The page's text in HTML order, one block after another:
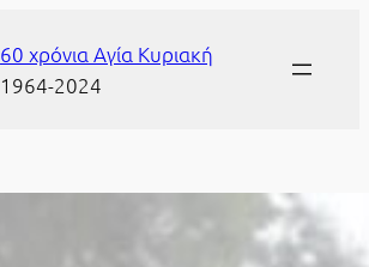
60 χρόνια Αγία Κυριακή
1964-2024